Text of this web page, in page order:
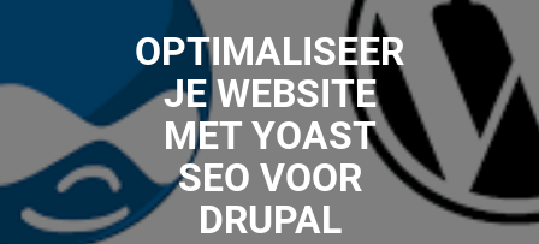
OPTIMALISEER
JE WEBSITE
MET YOAST
SEO VOOR
DRUPAL